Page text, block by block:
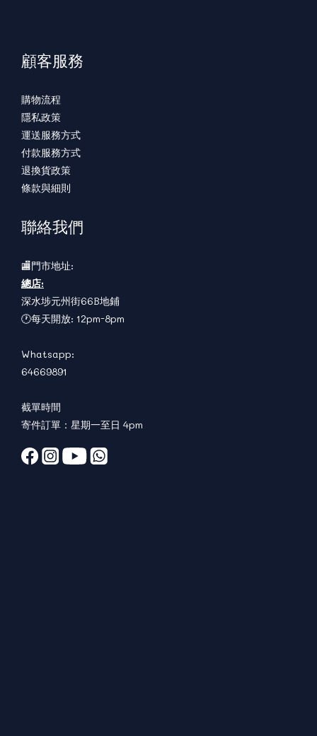
顧客服務
購物流程
隱私政策
運送服務方式
付款服務方式
退換貨政策
條款與細則
聯絡我們
🏬門市地址:
總店:
深水埗元州街66B地鋪
🕐每天開放: 12pm-8pm
Whatsapp:
64669891
截單時間
寄件訂單：星期一至日 4pm